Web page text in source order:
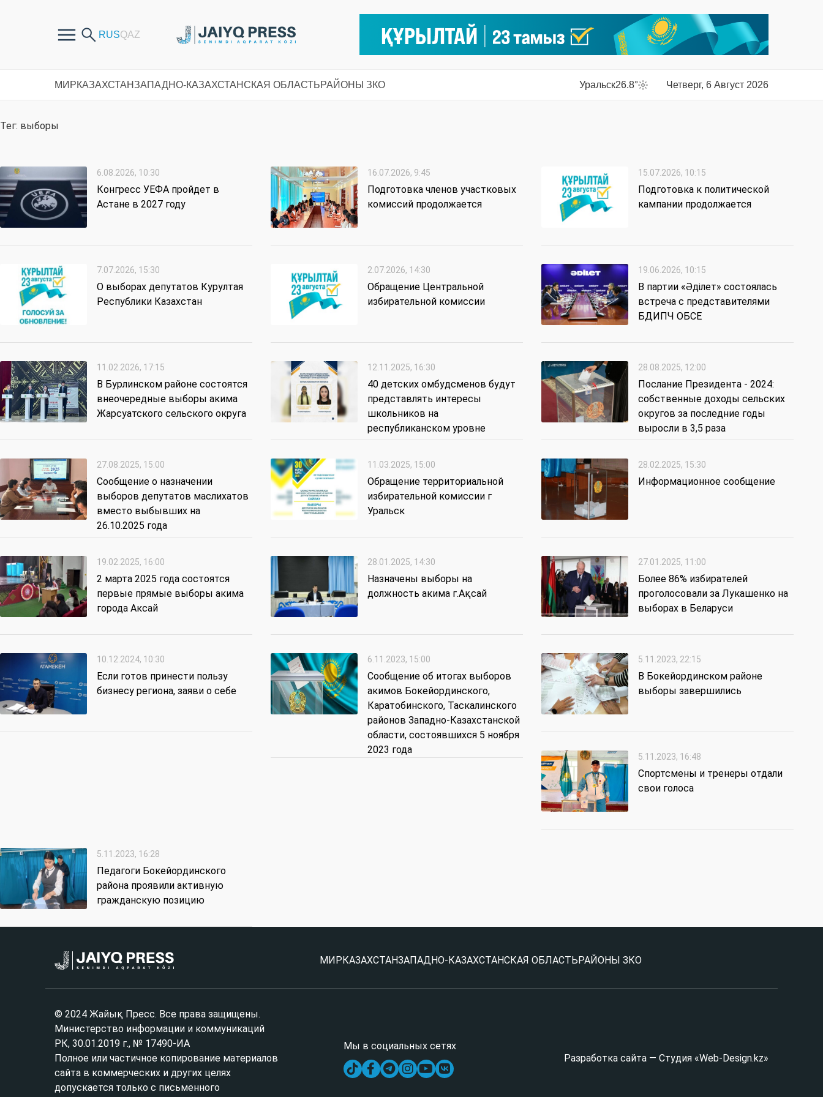
МИРКАЗАХСТАНЗАПАДНО-КАЗАХСТАНСКАЯ ОБЛАСТЬРАЙОНЫ ЗКО Уральск26.8° Четверг, 6 Август 2026
Тег: выборы
6.08.2026, 10:30
Конгресс УЕФА пройдет в
Астане в 2027 году
16.07.2026, 9:45
Подготовка членов участковых
комиссий продолжается
15.07.2026, 10:15
Подготовка к политической
кампании продолжается
7.07.2026, 15:30
О выборах депутатов Курултая
Республики Казахстан
2.07.2026, 14:30
Обращение Центральной
избирательной комиссии
19.06.2026, 10:15
В партии «Әділет» состоялась
встреча с представителями
БДИПЧ ОБСЕ
11.02.2026, 17:15
В Бурлинском районе состоятся
внеочередные выборы акима
Жарсуатского сельского округа
12.11.2025, 16:30
40 детских омбудсменов будут
представлять интересы
школьников на
республиканском уровне
28.08.2025, 12:00
Послание Президента - 2024:
собственные доходы сельских
округов за последние годы
выросли в 3,5 раза
27.08.2025, 15:00
Сообщение о назначении
выборов депутатов маслихатов
вместо выбывших на
26.10.2025 года
11.03.2025, 15:00
Обращение территориальной
избирательной комиссии г
Уральск
28.02.2025, 15:30
Информационное сообщение
19.02.2025, 16:00
2 марта 2025 года состоятся
первые прямые выборы акима
города Аксай
28.01.2025, 14:30
Назначены выборы на
должность акима г.Ақсай
27.01.2025, 11:00
Более 86% избирателей
проголосовали за Лукашенко на
выборах в Беларуси
10.12.2024, 10:30
Если готов принести пользу
бизнесу региона, заяви о себе
6.11.2023, 15:00
Сообщение об итогах выборов
акимов Бокейординского,
Каратобинского, Таскалинского
районов Западно-Казахстанской
области, состоявшихся 5 ноября
2023 года
5.11.2023, 22:15
В Бокейординском районе
выборы завершились
5.11.2023, 16:48
Спортсмены и тренеры отдали
свои голоса
5.11.2023, 16:28
Педагоги Бокейординского
района проявили активную
гражданскую позицию
МИР КАЗАХСТАНЗАПАДНО-КАЗАХСТАНСКАЯ ОБЛАСТЬ РАЙОНЫ ЗКО
© 2024 Жайық Пресс. Все права защищены.
Министерство информации и коммуникаций
РК, 30.01.2019 г., № 17490-ИА
Полное или частичное копирование материалов
сайта в коммерческих и других целях
допускается только с письменного
Мы в социальных сетях
Разработка сайта — Студия «Web-Design.kz»